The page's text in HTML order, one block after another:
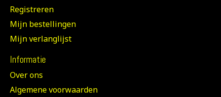
Registreren
Mijn bestellingen
Mijn verlanglijst
Informatie
Over ons
Algemene voorwaarden